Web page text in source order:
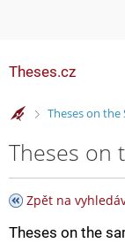
Theses.cz
>
Theses on the
Theses on
Zpět na
Theses on the